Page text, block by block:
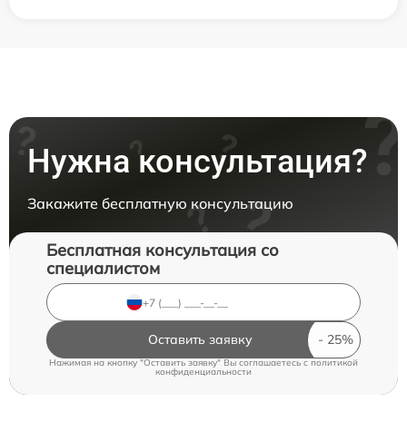
Нужна консультация?
Закажите бесплатную консультацию
Бесплатная консультация со
специалистом
Оставить заявку
Нажимая на кнопку "Оставить заявку" Вы соглашаетесь c политикой
конфиденциальности